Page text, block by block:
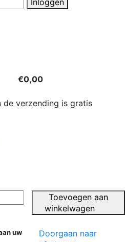
Inloggen
€0,00
de verzending is gratis
Toevoegen aan
winkelwagen
uw
Doorgaan naar